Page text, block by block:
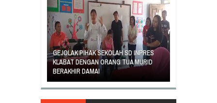
GEJOLAK PIHAK SEKOLAH SD INPRES
KLABAT DENGAN ORANG TUA MURID
BERAKHIR DAMAI